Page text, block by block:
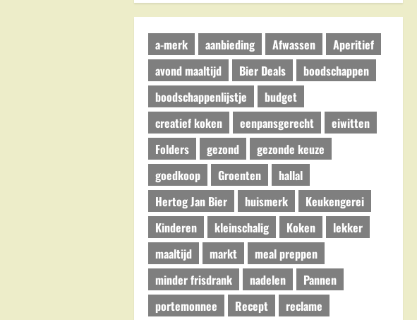
a-merk aanbieding Afwassen
Aperitief
avond maaltijd
Bier Deals
boodschappen
boodschappenlijstje
budget
creatief koken
eenpansgerecht
eiwitten
Folders
gezond
gezonde keuze
goedkoop
Groenten
hallal
Hertog Jan Bier
huismerk
Keukengerei
Kinderen
kleinschalig Koken
lekker
maaltijd
markt
meal preppen
minder frisdrank
nadelen
Pannen
portemonnee
Recept
reclame